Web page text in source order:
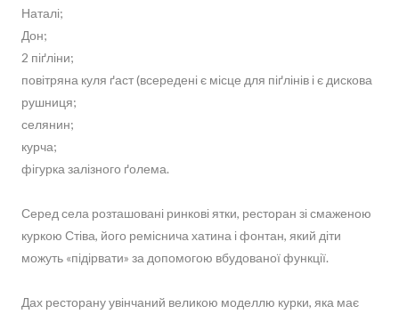
Наталі;
Дон;
2 піґліни;
повітряна куля ґаст (всередені є місце для піґлінів і є дискова
рушниця;
селянин;
курча;
фігурка залізного ґолема.
Серед села розташовані ринкові ятки, ресторан зі смаженою
куркою Стіва, його реміснича хатина і фонтан, який діти
можуть «підірвати» за допомогою вбудованої функції.
Дах ресторану увінчаний великою моделлю курки, яка має